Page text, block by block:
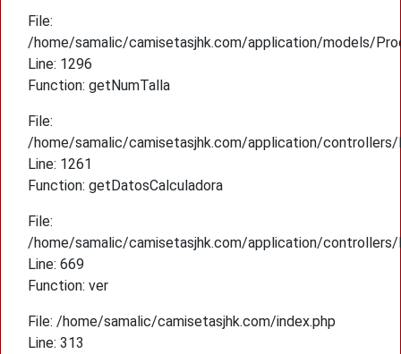
File:
/home/samalic/camisetasjhk.com/application/models/
Line: 1296
Function: getNumTalla
File:
/home/samalic/camisetasjhk.com/application/controllers/
Line: 1261
Function: getDatosCalculadora
File:
/home/samalic/camisetasjhk.com/application/controllers/
Line: 669
Function: ver
File: /home/samalic/camisetasjhk.com/index.php
Line: 313